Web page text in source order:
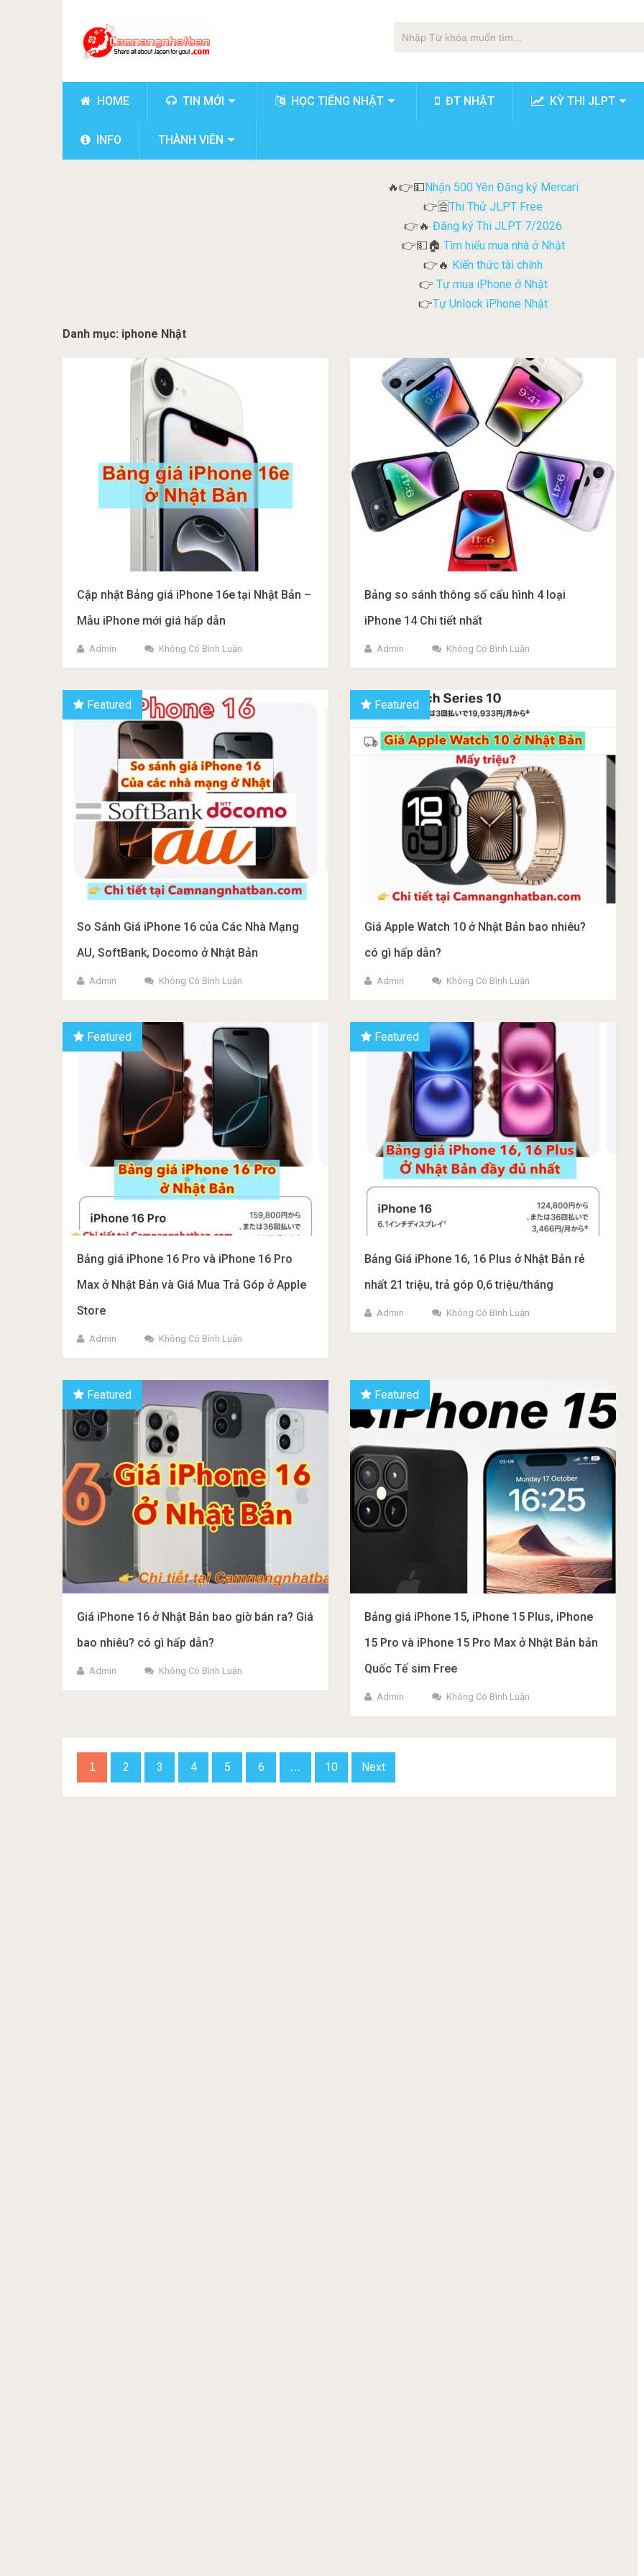
HOME TIN MỚI HỌC TIẾNG NHẬT ĐT NHẬT KỲ THI JLPT
INFO THÀNH VIÊN
🔥👉💵Nhận 500 Yên Đăng ký Mercari
👉🈴Thi Thử JLPT Free
👉🔥 Đăng ký Thi JLPT 7/2026
👉💵🏠 Tìm hiểu mua nhà ở Nhật
👉🔥 Kiến thức tài chính
👉 Tự mua iPhone ở Nhật
👉Tự Unlock iPhone Nhật
Danh mục: iphone Nhật
Cập nhật Bảng giá iPhone 16e tại Nhật Bản –
Mẫu iPhone mới giá hấp dẫn
Admin Không Có Bình Luận
Bảng so sánh thông số cấu hình 4 loại
iPhone 14 Chi tiết nhất
Admin Không Có Bình Luận
Featured
So Sánh Giá iPhone 16 của Các Nhà Mạng
AU, SoftBank, Docomo ở Nhật Bản
Admin Không Có Bình Luận
Featured
Giá Apple Watch 10 ở Nhật Bản bao nhiêu?
có gì hấp dẫn?
Admin Không Có Bình Luận
Featured
Bảng giá iPhone 16 Pro và iPhone 16 Pro
Max ở Nhật Bản và Giá Mua Trả Góp ở Apple
Store
Admin Không Có Bình Luận
Featured
Bảng Giá iPhone 16, 16 Plus ở Nhật Bản rẻ
nhất 21 triệu, trả góp 0,6 triệu/tháng
Admin Không Có Bình Luận
Featured
Giá iPhone 16 ở Nhật Bản bao giờ bán ra? Giá
bao nhiêu? có gì hấp dẫn?
Admin Không Có Bình Luận
Featured
Bảng giá iPhone 15, iPhone 15 Plus, iPhone
15 Pro và iPhone 15 Pro Max ở Nhật Bản bản
Quốc Tế sim Free
Admin Không Có Bình Luận
Phân
trang
bài
viết
1 2 3 4 5 6 … 10 Next